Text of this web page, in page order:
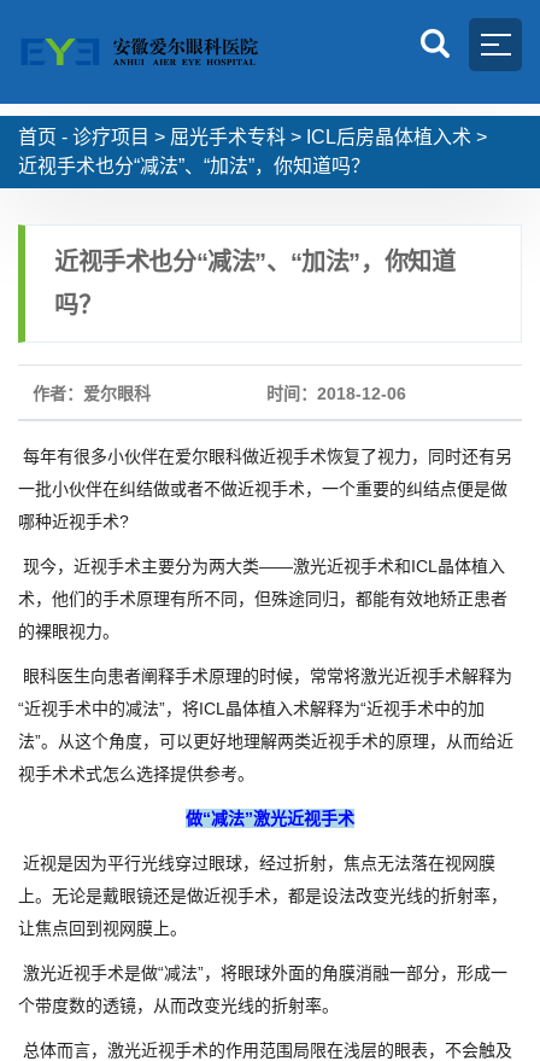
首页 - 诊疗项目 > 屈光手术专科 > ICL后房晶体植入术 >
近视手术也分“减法”、“加法”，你知道吗？
近视手术也分“减法”、“加法”，你知道
吗？
作者：爱尔眼科 时间：2018-12-06
每年有很多小伙伴在爱尔眼科做近视手术恢复了视力，同时还有另
一批小伙伴在纠结做或者不做近视手术，一个重要的纠结点便是做
哪种近视手术?
现今，近视手术主要分为两大类——激光近视手术和ICL晶体植入
术，他们的手术原理有所不同，但殊途同归，都能有效地矫正患者
的裸眼视力。
眼科医生向患者阐释手术原理的时候，常常将激光近视手术解释为
“近视手术中的减法”，将ICL晶体植入术解释为“近视手术中的加
法”。从这个角度，可以更好地理解两类近视手术的原理，从而给近
视手术术式怎么选择提供参考。
做“减法”激光近视手术
近视是因为平行光线穿过眼球，经过折射，焦点无法落在视网膜
上。无论是戴眼镜还是做近视手术，都是设法改变光线的折射率，
让焦点回到视网膜上。
激光近视手术是做“减法”，将眼球外面的角膜消融一部分，形成一
个带度数的透镜，从而改变光线的折射率。
总体而言，激光近视手术的作用范围局限在浅层的眼表，不会触及